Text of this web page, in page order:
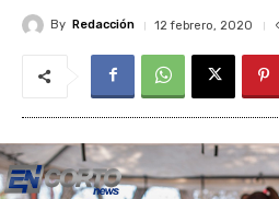
By Redacción 12 febrero, 2020